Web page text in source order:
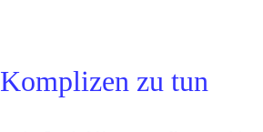
zu tun